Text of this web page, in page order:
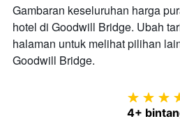
Gambaran keseluruhan harga
hotel di Goodwill Bridge. Ubah
halaman untuk melihat pilihan
Goodwill Bridge.
4
4+